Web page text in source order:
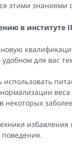
этими знаниями
в институте
удобном для вас
использовать
некоторых
избавления